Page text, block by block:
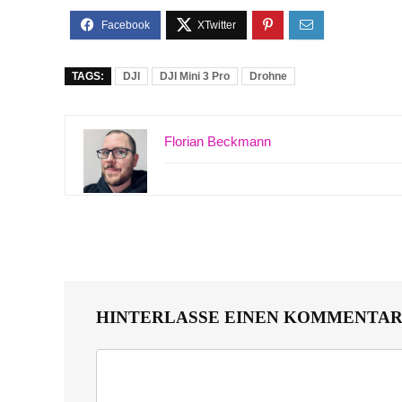
TAGS: DJI DJI Mini 3 Pro Drohne
Florian Beckmann
HINTERLASSE EINEN KOMMENTAR